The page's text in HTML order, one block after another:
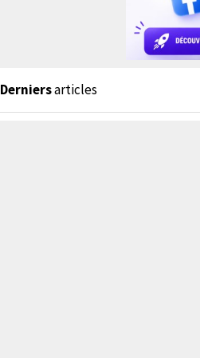
Derniersarticles